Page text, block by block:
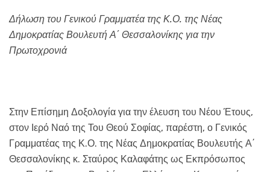
Δήλωση του Γενικού Γραμματέα της Κ.Ο. της Νέας
Δημοκρατίας Βουλευτή Α΄ Θεσσαλονίκης για την
Πρωτοχρονιά
Στην Επίσημη Δοξολογία για την έλευση του Νέου Έτους,
στον Ιερό Ναό της Του Θεού Σοφίας, παρέστη, ο Γενικός
Γραμματέας της Κ.Ο. της Νέας Δημοκρατίας Βουλευτής Α΄
Θεσσαλονίκης κ. Σταύρος Καλαφάτης ως Εκπρόσωπος